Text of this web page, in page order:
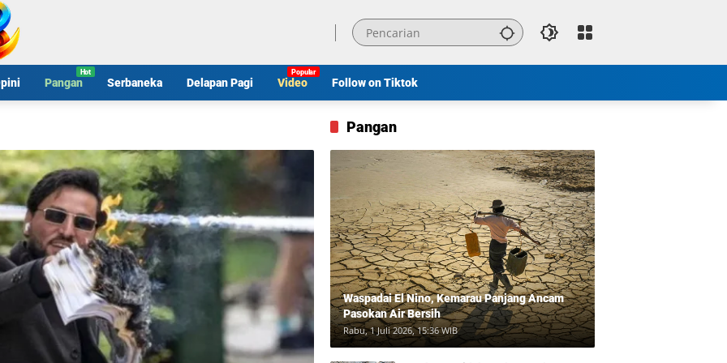
Pangan Serbaneka Delapan Pagi Video Follow on Tiktok
Pangan
Waspadai El Nino, Kemarau Panjang Ancam
Pasokan Air Bersih
Rabu, 1 Juli 2026, 15:36 WIB